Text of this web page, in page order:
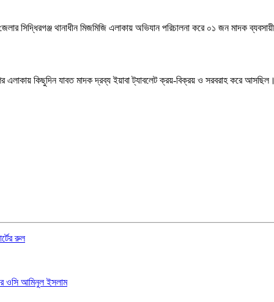
সিদ্ধিরগঞ্জ থানাধীন মিজমিজি এলাকায় অভিযান পরিচালনা করে ০১ জন মাদক
কিছুদিন যাবত মাদক দ্রব্য ইয়াবা ট্যাবলেট ক্রয়-বিক্রয় ও সরবরাহ করে
রুল
ওসি আমিনুল ইসলাম